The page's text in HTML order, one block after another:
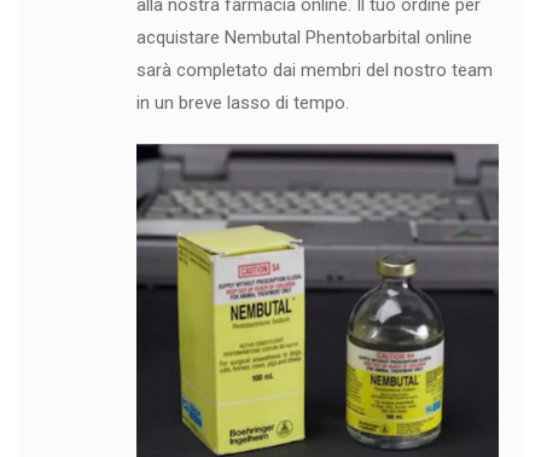
alla nostra farmacia online. Il tuo ordine per
acquistare Nembutal Phentobarbital online
sarà completato dai membri del nostro team
in un breve lasso di tempo.